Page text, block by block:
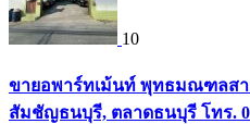
10
ขายอพาร์ทเม้นท์ พุทธมณฑลสา
สัมชัญธนบุรี, ตลาดธนบุรี โทร.